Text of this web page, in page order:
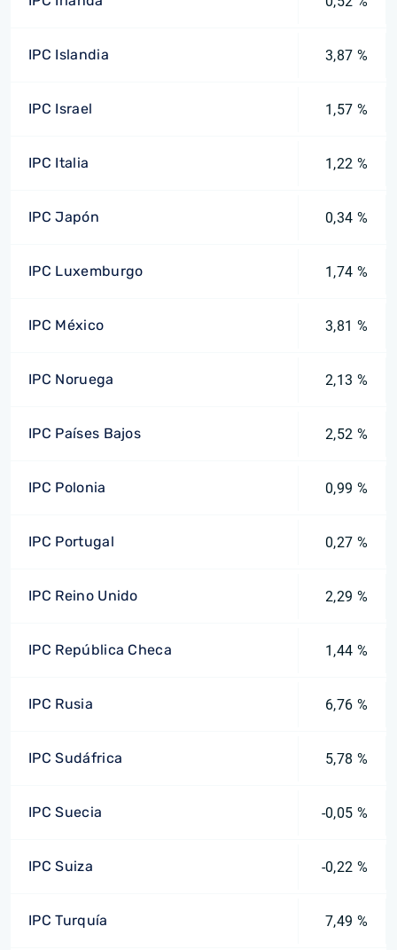
IPC Islandia 3,87 %
IPC Israel 1,57 %
IPC Italia 1,22 %
IPC Japón 0,34 %
IPC Luxemburgo 1,74 %
IPC México 3,81 %
IPC Noruega 2,13 %
IPC Países Bajos 2,52 %
IPC Polonia 0,99 %
IPC Portugal 0,27 %
IPC Reino Unido 2,29 %
IPC República Checa 1,44 %
IPC Rusia 6,76 %
IPC Sudáfrica 5,78 %
IPC Suecia -0,05 %
IPC Suiza -0,22 %
IPC Turquía 7,49 %